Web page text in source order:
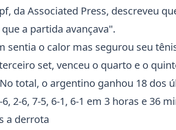
da Associated Press, descreveu
a partida avançava".
sentia o calor mas segurou seu
set, venceu o quarto e o
total, o argentino ganhou 18 dos
2-6, 7-5, 6-1, 6-1 em 3 horas e 36
a derrota